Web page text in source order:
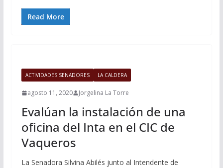
Read More
ACTIVIDADES SENADORES LA CALDERA
agosto 11, 2020 Jorgelina La Torre
Evalúan la instalación de una
oficina del Inta en el CIC de
Vaqueros
La Senadora Silvina Abilés junto al Intendente de